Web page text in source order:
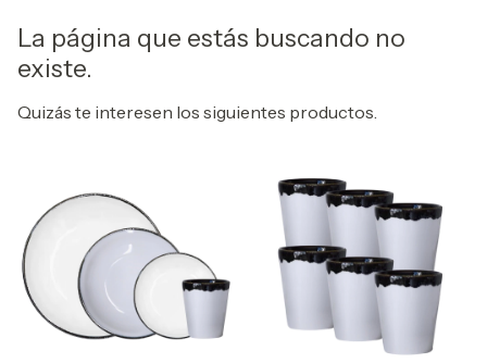
La página que estás buscando no
existe.
Quizás te interesen los siguientes productos.